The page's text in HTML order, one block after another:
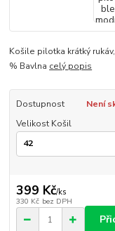
Košile pilotka krátký
% Bavlna celý popis
Dostupnost
Není
Velikost Košil
399 Kč/ks
330 Kč bez DPH